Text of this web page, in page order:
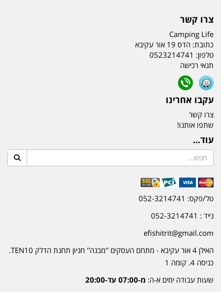
צרו קשר
Camping Life
כתובת: הדס 19 אור עקיבא
טלפון: 0523214741
תנאי רכישה
עקבו אחרינו
צרו קשר
שתפו אותנו!
עוד...
טל/פקס: 052-3214741
נייד : 052-3214741
efishitrit@gmail.com
האילן 4 אור עקיבא - מתחם העסקים ''מבנה'' חניון תחנת הדלק TEN10.
כניסה 4. קומה 1
שעות עבודה ימים א-ה: מ-07:00 עד-20:00